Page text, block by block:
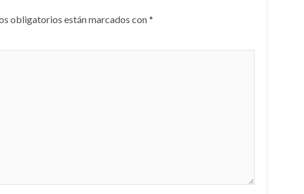
obligatorios están marcados con*